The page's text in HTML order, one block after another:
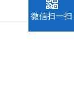
微信扫一扫